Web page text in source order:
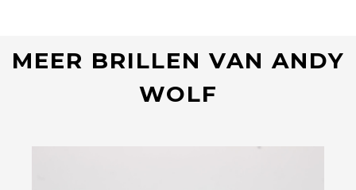
MEER BRILLEN VAN ANDY
WOLF